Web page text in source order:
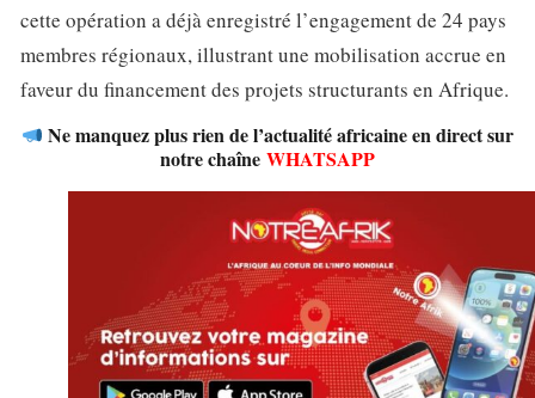
cette opération a déjà enregistré l’engagement de 24 pays
membres régionaux, illustrant une mobilisation accrue en
faveur du financement des projets structurants en Afrique.
Ne manquez plus rien de l’actualité africaine en direct sur
notre chaîne WHATSAPP